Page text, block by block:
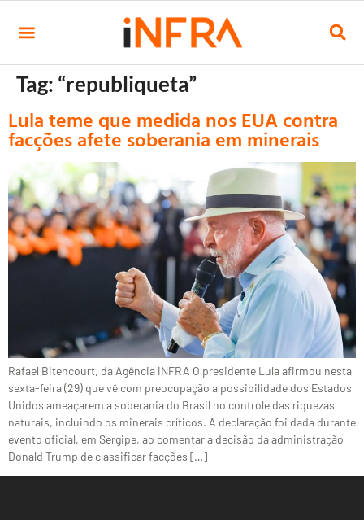
Tag: “republiqueta”
Lula teme que medida nos EUA contra
facções afete soberania em minerais
Rafael Bitencourt, da Agência iNFRA O presidente Lula afirmou nesta
sexta-feira (29) que vê com preocupação a possibilidade dos Estados
Unidos ameaçarem a soberania do Brasil no controle das riquezas
naturais, incluindo os minerais críticos. A declaração foi dada durante
evento oficial, em Sergipe, ao comentar a decisão da administração
Donald Trump de classificar facções […]